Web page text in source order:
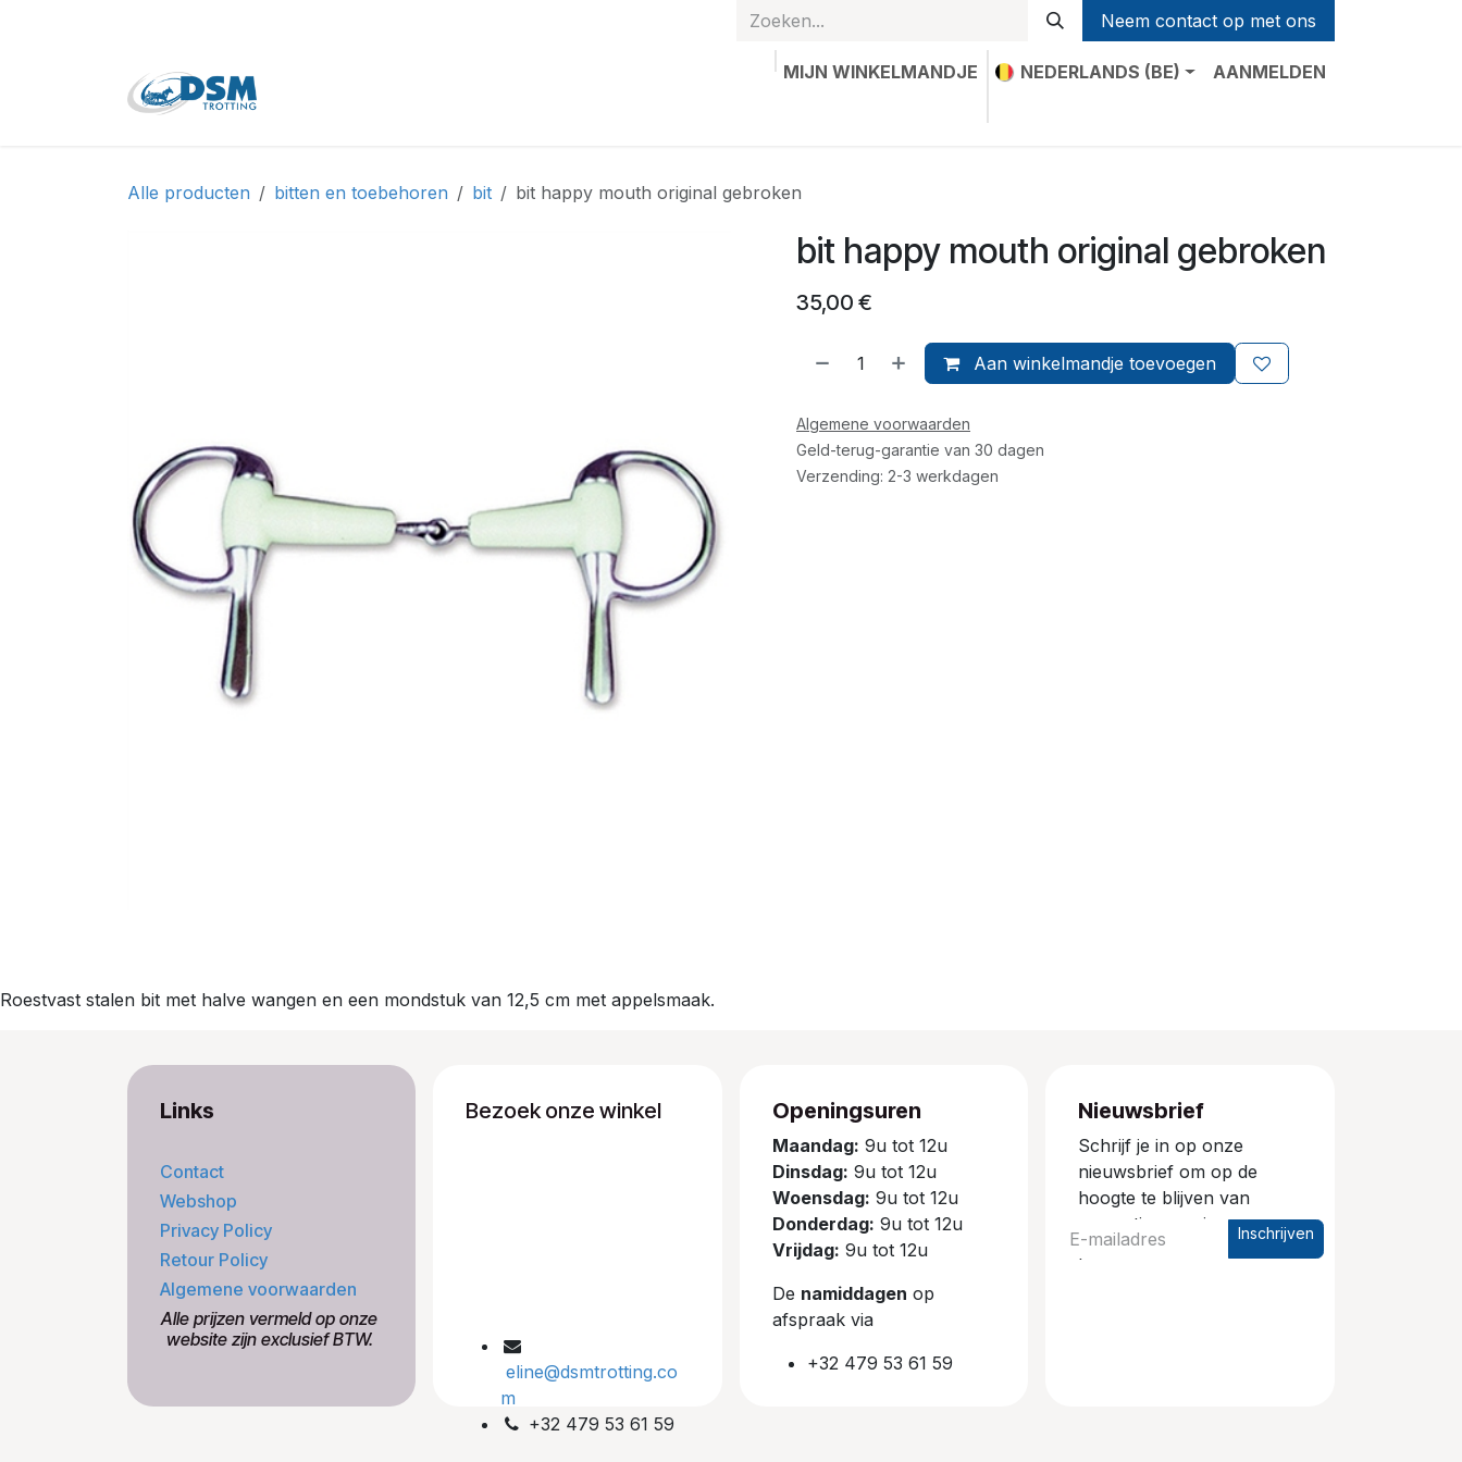
Neem contact op met ons
MIJN WINKELMANDJE NEDERLANDS (BE)
AANMELDEN
Alle producten bitten en toebehoren bit bit happy mouth original gebroken
bit happy mouth original gebroken
35,00 €
Aan winkelmandje toevoegen
Algemene voorwaarden
Geld-terug-garantie van 30 dagen
Verzending: 2-3 werkdagen
Roestvast stalen bit met halve wangen en een mondstuk van 12,5 cm met appelsmaak.
Links
Contact
Webshop
Privacy Policy
Retour Policy
Algemene voorwaarden
​Alle prijzen vermeld op onze
​website zijn exclusief BTW.
Bezoek onze winkel
eline@dsmtrotting.co
m
+32 479 53 61 59
Openingsuren
Maandag: 9u tot 12u
Dinsdag: 9u tot 12u
Woensdag: 9u tot 12u
Donderdag: 9u tot 12u
Vrijdag: 9u tot 12u
De namiddagen op
afspraak via
+32 479 53 61 59
Nieuwsbrief
Schrijf je in op onze
nieuwsbrief om op de
hoogte te blijven van
promoties en nieuwe
producten.
Inschrijven